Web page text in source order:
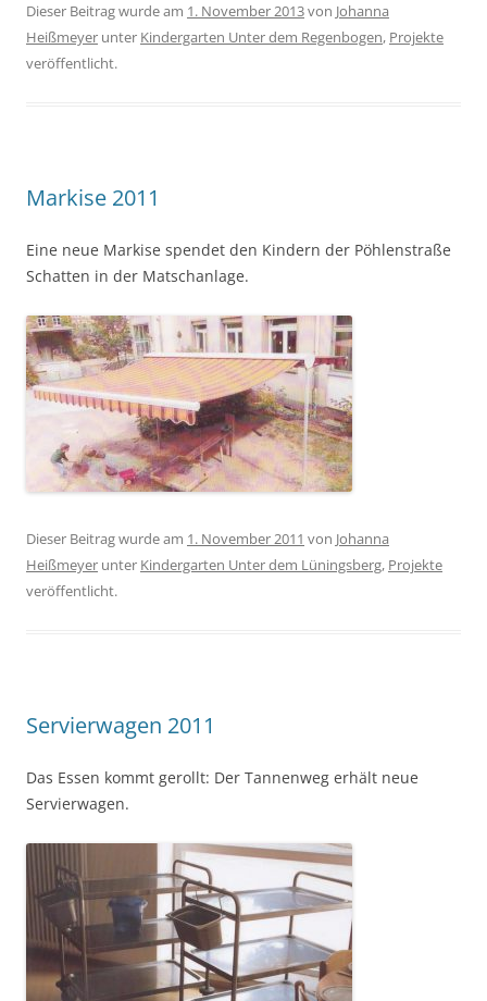
Dieser Beitrag wurde am 1. November 2013von Johanna
Heißmeyer unter Kindergarten Unter dem Regenbogen, Projekte
veröffentlicht.
Markise 2011
Eine neue Markise spendet den Kindern der Pöhlenstraße
Schatten in der Matschanlage.
Dieser Beitrag wurde am 1. November 2011 von Johanna
Heißmeyer unter Kindergarten Unter dem Lüningsberg, Projekte
veröffentlicht.
Servierwagen 2011
Das Essen kommt gerollt: Der Tannenweg erhält neue
Servierwagen.